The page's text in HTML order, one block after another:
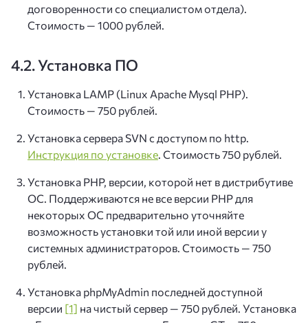
договоренности со специалистом отдела).
Стоимость — 1000 рублей.
4.2. Установка ПО
Установка LAMP (Linux Apache Mysql PHP).
Стоимость — 750 рублей.
Установка сервера SVN с доступом по http.
Инструкция по установке. Стоимость 750 рублей.
Установка PHP, версии, которой нет в дистрибутиве
ОС. Поддерживаются не все версии PHP для
некоторых ОС предварительно уточняйте
возможность установки той или иной версии у
системных администраторов. Стоимость — 750
рублей.
Установка phpMyAdmin последней доступной
версии [1] на чистый сервер — 750 рублей. Установка